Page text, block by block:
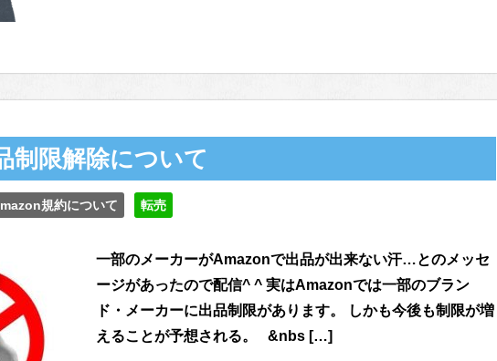
制限解除について
規約について 転売
一部のメーカーがAmazonで出品が出来ない汗…とのメッセ
ージがあったので配信^ ^ 実はAmazonでは一部のブラン
ド・メーカーに出品制限があります。 しかも今後も制限が増
えることが予想される。 &nbs […]